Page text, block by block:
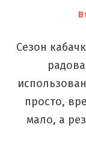
Сезон
просто,
мало, а